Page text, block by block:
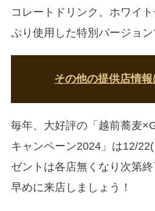
コレートドリンク。ホワイ
ぷり使用した特別バージョン
その他の提供店情
毎年、大好評の「越前蕎麦
キャンペーン2024」は12/
ゼントは各店無くなり次第終
早めに来店しましょう！